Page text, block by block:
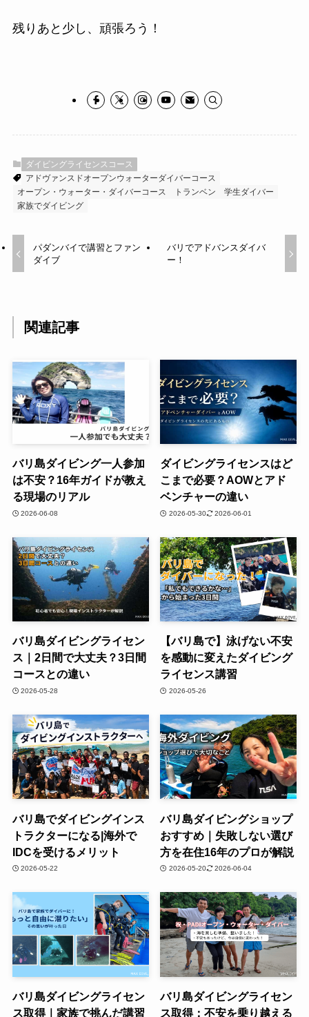
残りあと少し、頑張ろう！
ダイビングライセンスコース
アドヴァンスドオープンウォーターダイバーコース
オープン・ウォーター・ダイバーコース
トランベン
学生ダイバー
家族でダイビング
パダンバイで講習とファン
ダイブ
バリでアドバンスダイバ
ー！
関連記事
バリ島ダイビング一人参加
は不安？16年ガイドが教え
る現場のリアル
2026-06-08
ダイビングライセンスはど
こまで必要？AOWとアド
ベンチャーの違い
2026-05-30 2026-06-01
バリ島ダイビングライセン
ス｜2日間で大丈夫？3日間
コースとの違い
2026-05-28
【バリ島で】泳げない不安
を感動に変えたダイビング
ライセンス講習
2026-05-26
バリ島でダイビングインス
トラクターになる|海外で
IDCを受けるメリット
2026-05-22
バリ島ダイビングショップ
おすすめ｜失敗しない選び
方を在住16年のプロが解説
2026-05-20 2026-06-04
バリ島ダイビングライセン
ス取得｜家族で挑んだ講習
バリ島ダイビングライセン
ス取得：不安を乗り越える